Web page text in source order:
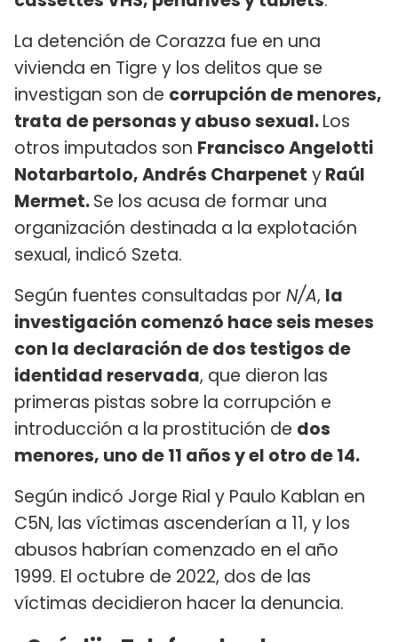
La detención de Corazza fue en una
vivienda en Tigre y los delitos que se
investigan son de corrupción de menores,
trata de personas y abuso sexual.Los
otros imputados son Francisco Angelotti
Notarbartolo, Andrés Charpenet yRaúl
Mermet.Se los acusa de formar una
organización destinada a la explotación
sexual, indicó Szeta.
Según fuentes consultadas por N/A, la
investigación comenzó hace seis meses
con la declaración de dos testigos de
identidad reservada, que dieron las
primeras pistas sobre la corrupción e
introducción a la prostitución de dos
menores, uno de 11 años y el otro de 14.
Según indicó Jorge Rial y Paulo Kablan en
C5N, las víctimas ascenderían a 11, y los
abusos habrían comenzado en el año
1999. El octubre de 2022, dos de las
víctimas decidieron hacer la denuncia.